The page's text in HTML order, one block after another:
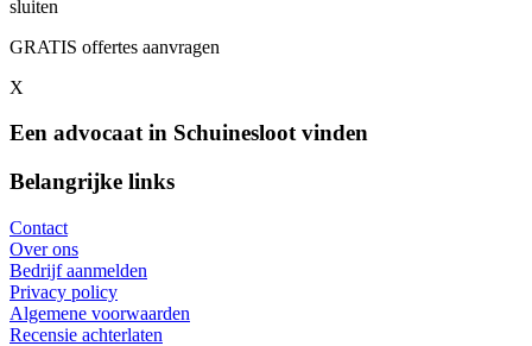
sluiten
GRATIS offertes aanvragen
X
Een advocaat in Schuinesloot vinden
Belangrijke links
Contact
Over ons
Bedrijf aanmelden
Privacy policy
Algemene voorwaarden
Recensie achterlaten